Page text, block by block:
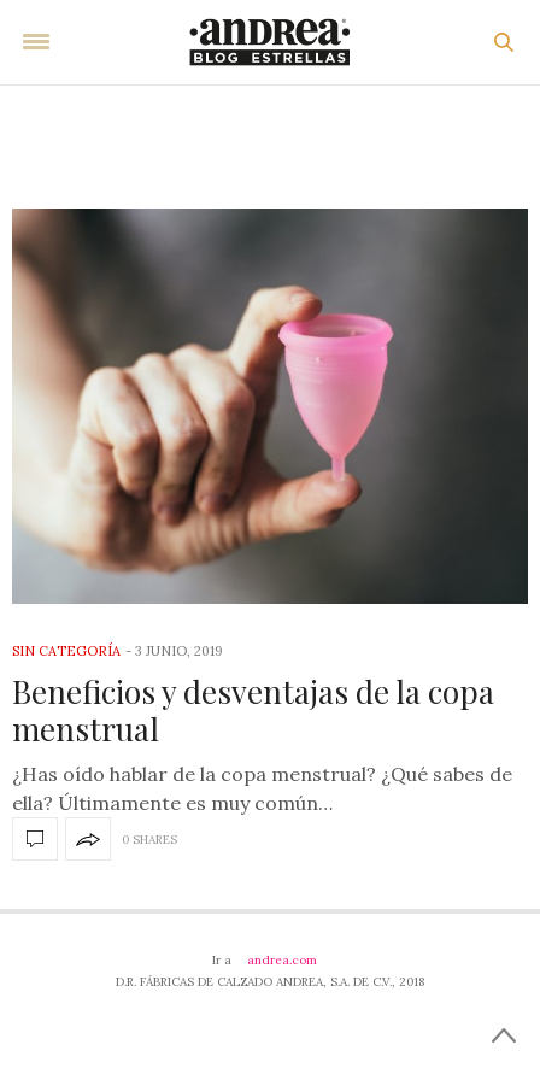
SIN CATEGORÍA - 3 JUNIO, 2019
Beneficios y desventajas de la copa
menstrual
¿Has oído hablar de la copa menstrual? ¿Qué sabes de
ella? Últimamente es muy común…
0 SHARES
Ir a
andrea.com
D.R. FÁBRICAS DE CALZADO ANDREA, S.A. DE C.V., 2018